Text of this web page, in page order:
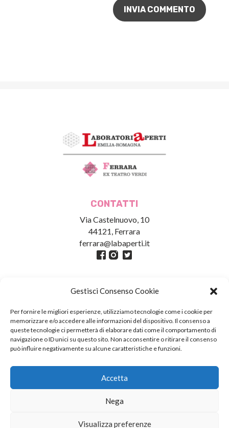
Gestisci Consenso Cookie
Per fornire le migliori esperienze, utilizziamo tecnologie come i cookie per
memorizzare e/o accedere alle informazioni del dispositivo. Il consenso a
queste tecnologie ci permetterà di elaborare dati come il comportamento di
navigazione o ID unici su questo sito. Non acconsentire o ritirare il consenso
può influire negativamente su alcune caratteristiche e funzioni.
Accetta
Nega
Visualizza preferenze
CONTATTI
Via Castelnuovo, 10
44121, Ferrara
ferrara@labaperti.it